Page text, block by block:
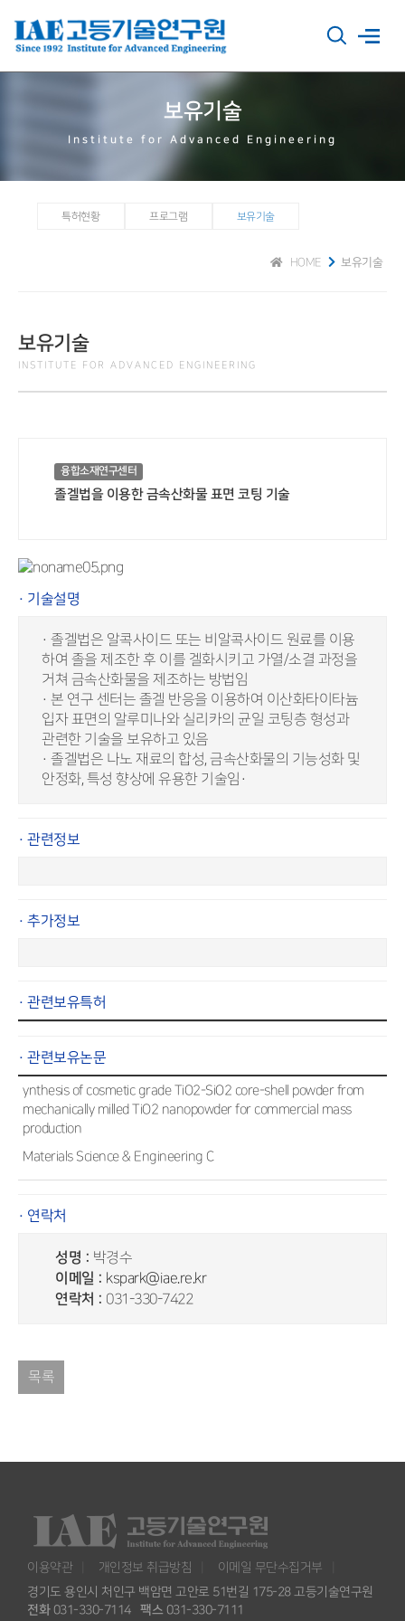
보유기술
Institute for Advanced Engineering
특허현황 프로그램 보유기술
보유기술
HOME
보유기술
INSTITUTE FOR ADVANCED ENGINEERING
융합소재연구센터
졸겔법을 이용한 금속산화물 표면 코팅 기술
· 기술설명
· 졸겔법은 알콕사이드 또는 비알콕사이드 원료를 이용
하여 졸을 제조한 후 이를 겔화시키고 가열/소결 과정을
거쳐 금속산화물을 제조하는 방법임
· 본 연구 센터는 졸겔 반응을 이용하여 이산화타이타늄
입자 표면의 알루미나와 실리카의 균일 코팅층 형성과
관련한 기술을 보유하고 있음
· 졸겔법은 나노 재료의 합성, 금속산화물의 기능성화 및
안정화, 특성 향상에 유용한 기술임·
· 관련정보
· 추가정보
· 관련보유특허
· 관련보유논문
ynthesis of cosmetic grade TiO2-SiO2 core-shell powder from
mechanically milled TiO2 nanopowder for commercial mass
production
Materials Science & Engineering C
· 연락처
성명 : 박경수
이메일 : kspark@iae.re.kr
연락처 : 031-330-7422
목록
이용약관 개인정보 취급방침
이메일 무단수집거부
경기도 용인시 처인구 백암면 고안로 51번길 175-28 고등기술연구원
전화031-330-7114 팩스031-330-7111